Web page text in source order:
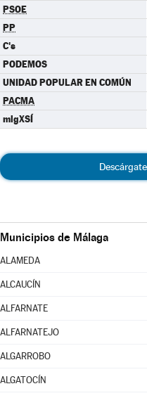
PSOE
PP
C's
PODEMOS
UNIDAD POPULAR EN COMÚN
PACMA
mlgXSÍ
Municipios de Málaga
ALAMEDA
ALCAUCÍN
ALFARNATE
ALFARNATEJO
ALGARROBO
ALGATOCÍN